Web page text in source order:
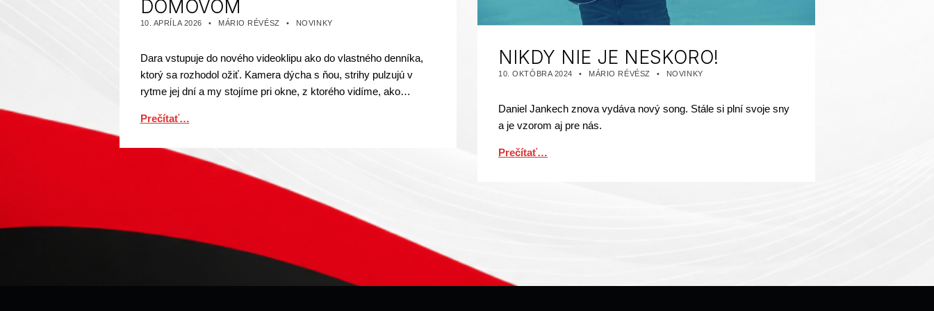
DOMOVOM
PUBLIKOVANÉ DŇA:
10. APRÍLA 2026
AUTOR:
MÁRIO RÉVÉSZ NOVINKY
Dara vstupuje do nového videoklipu ako do vlastného denníka,
ktorý sa rozhodol ožiť. Kamera dýcha s ňou, strihy pulzujú v
rytme jej dní a my stojíme pri okne, z ktorého vidíme, ako…
Prečítať…
NIKDY NIE JE NESKORO!
PUBLIKOVANÉ DŇA:
10. OKTÓBRA 2024
AUTOR:
MÁRIO RÉVÉSZ NOVINKY
Daniel Jankech znova vydáva nový song. Stále si plní svoje sny
a je vzorom aj pre nás.
Prečítať…